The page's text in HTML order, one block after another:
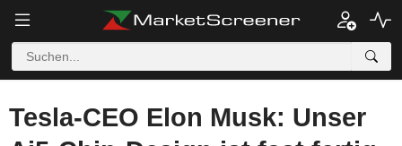
Tesla-CEO Elon Musk: Unser